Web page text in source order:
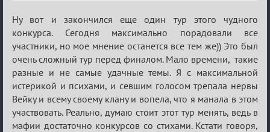
Re:
ГОЛОС
МАФИИ
(обсуждение)
Ну вот и закончился еще один тур этого чудного
конкурса. Сегодня максимально порадовали все
участники, но мое мнение останется все тем же)) Это был
очень сложный тур перед финалом. Мало времени, такие
разные и не самые удачные темы. Я с максимальной
истерикой и психами, и севшим голосом трепала нервы
Вейку и всему своему клану и вопела, что я манала в этом
участвовать. Реально, думаю стоит этот тур менять, ведь в
мафии достаточно конкурсов со стихами. Кстати говоря,